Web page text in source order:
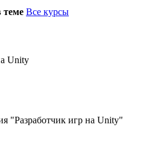
теме Все курсы
Unity
"Разработчик игр на Unity"